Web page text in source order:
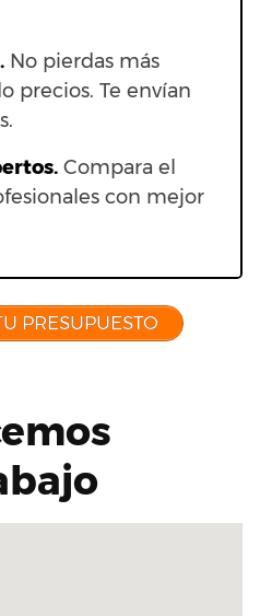
No pierdas más
precios. Te envían
Compara el
con mejor
PRESUPUESTO